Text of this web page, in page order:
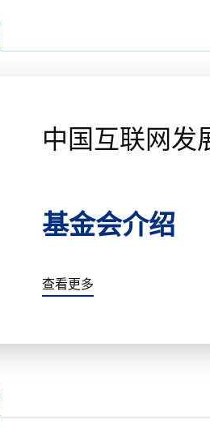
中国互联网发
基金会介绍
查看更多